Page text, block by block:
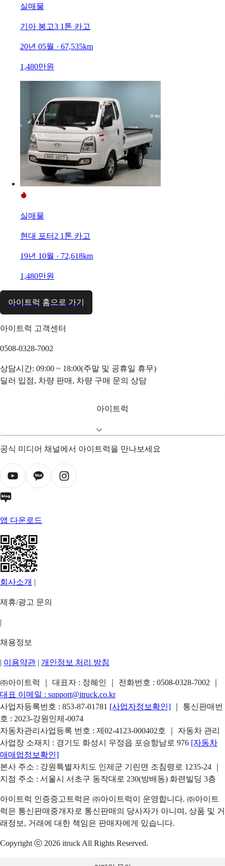
실매물
기아 봉고3 1톤 카고
20년 05월 · 67,535km
1,480만원
실매물
현대 포터2 1톤 카고
19년 10월 · 72,618km
1,480만원
아이트럭 홈으로 가기
아이트럭 고객센터
0508-0328-7002
상담시간: 09:00 ~ 18:00(주말 및 공휴일 휴무)
딜러 입점, 차량 판매, 차량 구매 문의 상담
아이트럭
공식 미디어 채널에서 아이트럭을 만나보세요
앱 다운로드
회사소개 |
제휴/광고 문의
|
채용정보
| 이용약관 | 개인정보 처리 방침
㈜아이트럭 ｜ 대표자 : 정혜인 ｜ 전화번호 : 0508-0328-7002
대표 이메일 : support@itruck.co.kr
사업자등록번호 : 853-87-01781 [사업자정보확인]
｜ 통신판매번
호 : 2023-강원인제-0074
자동차관리사업등록 번호 : 제02-4123-000402호 ｜ 자동차 관리
사업장 소재지 : 경기도 화성시 우정읍 포승항남로 976 [자동차
매매업정보확인]
본사 주소 : 강원특별자치도 인제군 기린면 조침령로 1235-24 ｜
지점 주소 : 서울시 서초구 동작대로 230(방배동) 화련빌딩 3층
아이트럭 인증중고트럭은 ㈜아이트럭이 운영합니다. ㈜아이트
럭은 통신판매중개자로 통신판매의 당사자가 아니며, 상품 및 거
래정보, 거래에 대한 책임은 판매자에게 있습니다.
Copyright ⓒ 2026 itruck All Rights Reserved.